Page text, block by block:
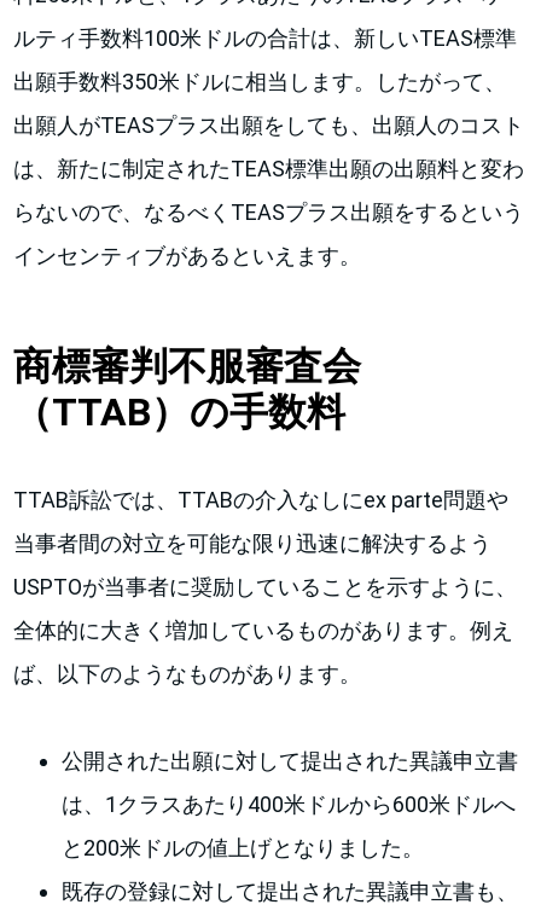
ルティ手数料100米ドルの合計は、新しいTEAS標準
出願手数料350米ドルに相当します。したがって、
出願人がTEASプラス出願をしても、出願人のコスト
は、新たに制定されたTEAS標準出願の出願料と変わ
らないので、なるべくTEASプラス出願をするという
インセンティブがあるといえます。
商標審判不服審査会
（TTAB）の手数料
TTAB訴訟では、TTABの介入なしにex parte問題や
当事者間の対立を可能な限り迅速に解決するよう
USPTOが当事者に奨励していることを示すように、
全体的に大きく増加しているものがあります。例え
ば、以下のようなものがあります。
公開された出願に対して提出された異議申立書
は、1クラスあたり400米ドルから600米ドルへ
と200米ドルの値上げとなりました。
既存の登録に対して提出された異議申立書も、